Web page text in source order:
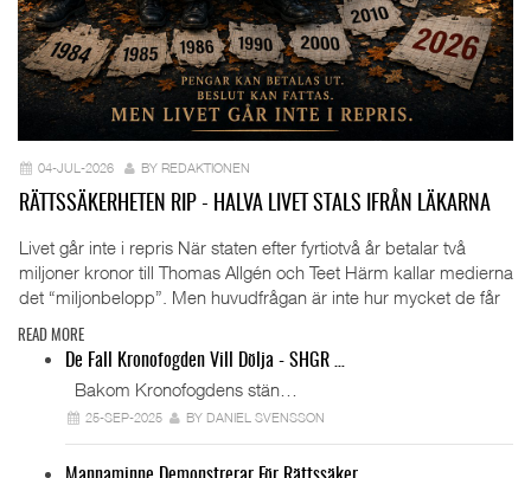
04-JUL-2026 BY REDAKTIONEN
RÄTTSSÄKERHETEN RIP - HALVA LIVET STALS IFRÅN LÄKARNA
Livet går inte i repris När staten efter fyrtiotvå år betalar två
miljoner kronor till Thomas Allgén och Teet Härm kallar medierna
det “miljonbelopp”. Men huvudfrågan är inte hur mycket de får
READ MORE
De Fall Kronofogden Vill Dölja - SHGR …
Bakom Kronofogdens stän…
25-SEP-2025 BY DANIEL SVENSSON